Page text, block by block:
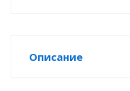
Описание